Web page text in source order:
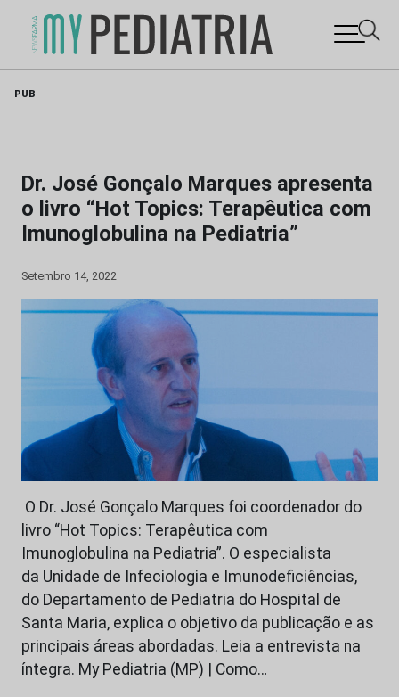
PUB
Dr. José Gonçalo Marques apresenta
o livro “Hot Topics: Terapêutica com
Imunoglobulina na Pediatria”
Setembro 14, 2022
O Dr. José Gonçalo Marques foi coordenador do
livro “Hot Topics: Terapêutica com
Imunoglobulina na Pediatria”. O especialista
da Unidade de Infeciologia e Imunodeficiências,
do Departamento de Pediatria do Hospital de
Santa Maria, explica o objetivo da publicação e as
principais áreas abordadas. Leia a entrevista na
íntegra. My Pediatria (MP) | Como…